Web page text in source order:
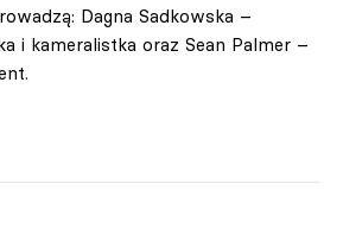
Dagna Sadkowska –
i kameralistka oraz Sean Palmer –